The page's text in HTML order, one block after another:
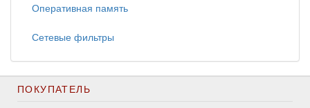
Оперативная память
Сетевые фильтры
ПОКУПАТЕЛЬ